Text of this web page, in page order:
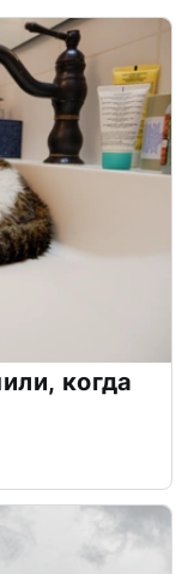
когда